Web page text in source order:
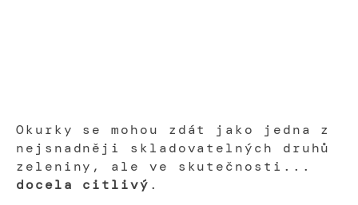
Okurky se mohou zdát jako jedna z
nejsnadněji skladovatelných druhů
zeleniny, ale ve skutečnosti...
docela citlivý .